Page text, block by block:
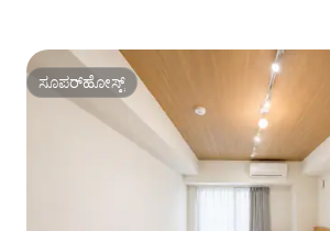
ಸೂಪರ್‌ಹೋಸ್ಟ್
ಸೂಪರ್‌ಹೋಸ್ಟ್